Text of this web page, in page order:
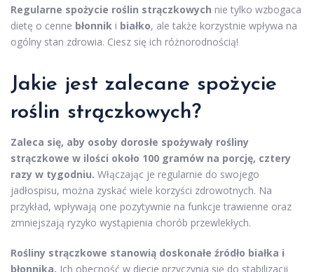
Regularne spożycie roślin strączkowych nie tylko wzbogaca
dietę o cenne błonnik i białko, ale także korzystnie wpływa na
ogólny stan zdrowia. Ciesz się ich różnorodnością!
Jakie jest zalecane spożycie
roślin strączkowych?
Zaleca się, aby osoby dorosłe spożywały rośliny
strączkowe w ilości około 100 gramów na porcję, cztery
razy w tygodniu. Włączając je regularnie do swojego
jadłospisu, można zyskać wiele korzyści zdrowotnych. Na
przykład, wpływają one pozytywnie na funkcje trawienne oraz
zmniejszają ryzyko wystąpienia chorób przewlekłych.
Rośliny strączkowe stanowią doskonałe źródło białka i
błonnika. Ich obecność w diecie przyczynia się do stabilizacji